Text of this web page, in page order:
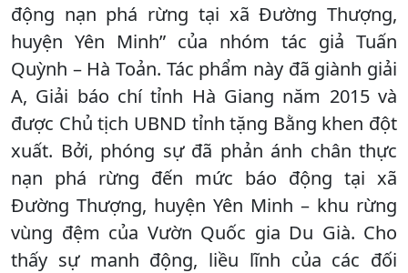
động nạn phá rừng tại xã Đường Thượng,
huyện Yên Minh” của nhóm tác giả Tuấn
Quỳnh – Hà Toản. Tác phẩm này đã giành giải
A, Giải báo chí tỉnh Hà Giang năm 2015 và
được Chủ tịch UBND tỉnh tặng Bằng khen đột
xuất. Bởi, phóng sự đã phản ánh chân thực
nạn phá rừng đến mức báo động tại xã
Đường Thượng, huyện Yên Minh – khu rừng
vùng đệm của Vườn Quốc gia Du Già. Cho
thấy sự manh động, liều lĩnh của các đối